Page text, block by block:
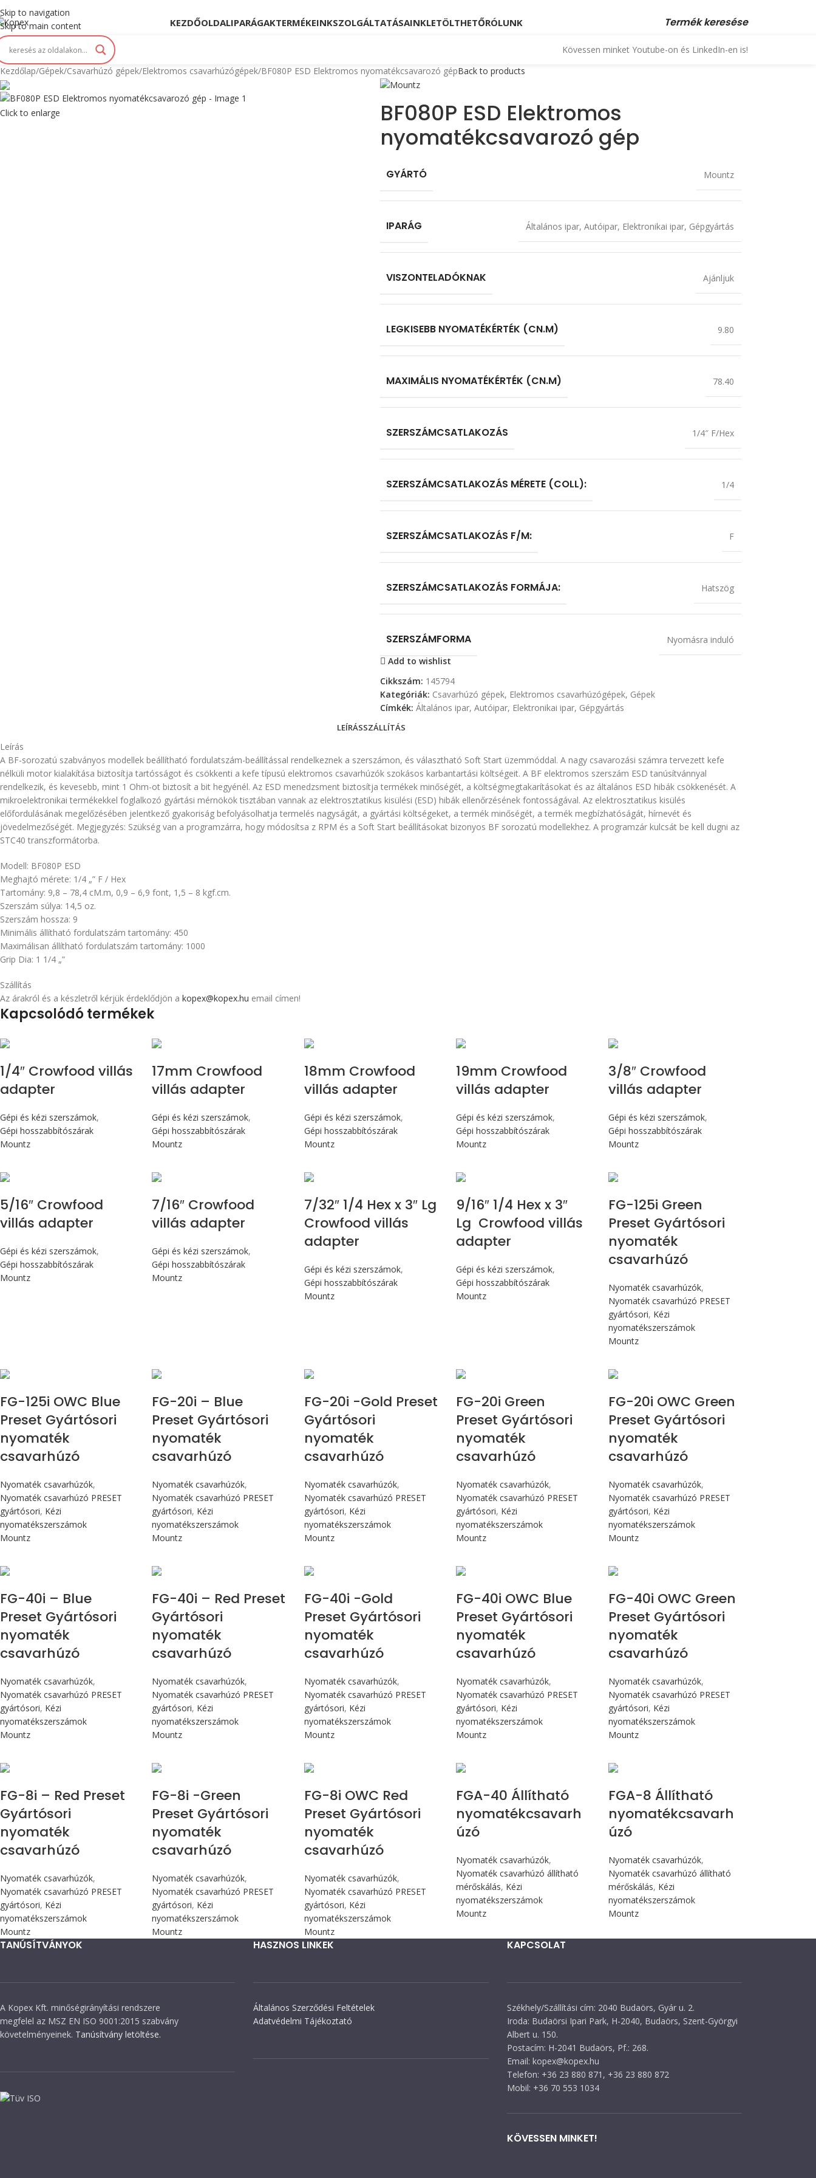
Skip to navigation
Skip to main content
KEZDŐOLDALIPARÁGAKTERMÉKEINKSZOLGÁLTATÁSAINKLETÖLTHETŐRÓLUNK Termék keresése
Kövessen minket Youtube-on és LinkedIn-en is!
Kezdőlap Gépek Csavarhúzó gépek Elektromos csavarhúzógépek BF080P ESD Elektromos nyomatékcsavarozó gépBack to products
Click to enlarge
BF080P ESD Elektromos
nyomatékcsavarozó gép
GYÁRTÓ Mountz
IPARÁG Általános ipar, Autóipar, Elektronikai ipar, Gépgyártás
VISZONTELADÓKNAK Ajánljuk
LEGKISEBB NYOMATÉKÉRTÉK (CN.M) 9.80
MAXIMÁLIS NYOMATÉKÉRTÉK (CN.M) 78.40
SZERSZÁMCSATLAKOZÁS 1/4″ F/Hex
SZERSZÁMCSATLAKOZÁS MÉRETE (COLL): 1/4
SZERSZÁMCSATLAKOZÁS F/M: F
SZERSZÁMCSATLAKOZÁS FORMÁJA: Hatszög
SZERSZÁMFORMA
Nyomásra induló
Add to wishlist
Cikkszám: 145794
Kategóriák: Csavarhúzó gépek, Elektromos csavarhúzógépek, Gépek
Címkék: Általános ipar, Autóipar, Elektronikai ipar, Gépgyártás
LEÍRÁSSZÁLLÍTÁS
Leírás
A BF-sorozatú szabványos modellek beállítható fordulatszám-beállítással rendelkeznek a szerszámon, és választható Soft Start üzemmóddal. A nagy csavarozási számra tervezett kefe
nélküli motor kialakítása biztosítja tartósságot és csökkenti a kefe típusú elektromos csavarhúzók szokásos karbantartási költségeit. A BF elektromos szerszám ESD tanúsítvánnyal
rendelkezik, és kevesebb, mint 1 Ohm-ot biztosít a bit hegyénél. Az ESD menedzsment biztosítja termékek minőségét, a költségmegtakarításokat és az általános ESD hibák csökkenését. A
mikroelektronikai termékekkel foglalkozó gyártási mérnökök tisztában vannak az elektrosztatikus kisülési (ESD) hibák ellenőrzésének fontosságával. Az elektrosztatikus kisülés
előfordulásának megelőzésében jelentkező gyakoriság befolyásolhatja termelés nagyságát, a gyártási költségeket, a termék minőségét, a termék megbízhatóságát, hírnevét és
jövedelmezőségét. Megjegyzés: Szükség van a programzárra, hogy módosítsa z RPM és a Soft Start beállításokat bizonyos BF sorozatú modellekhez. A programzár kulcsát be kell dugni az
STC40 transzformátorba.
Modell: BF080P ESD
Meghajtó mérete: 1/4 „” F / Hex
Tartomány: 9,8 – 78,4 cM.m, 0,9 – 6,9 font, 1,5 – 8 kgf.cm.
Szerszám súlya: 14,5 oz.
Szerszám hossza: 9
Minimális állítható fordulatszám tartomány: 450
Maximálisan állítható fordulatszám tartomány: 1000
Grip Dia: 1 1/4 „”
Szállítás
Az árakról és a készletről kérjük érdeklődjön a kopex@kopex.hu email címen!
Kapcsolódó termékek
1/4″ Crowfood villás
adapter
Gépi és kézi szerszámok,
Gépi hosszabbítószárak
Mountz
17mm Crowfood
villás adapter
Gépi és kézi szerszámok,
Gépi hosszabbítószárak
Mountz
18mm Crowfood
villás adapter
Gépi és kézi szerszámok,
Gépi hosszabbítószárak
Mountz
19mm Crowfood
villás adapter
Gépi és kézi szerszámok,
Gépi hosszabbítószárak
Mountz
3/8″ Crowfood
villás adapter
Gépi és kézi szerszámok,
Gépi hosszabbítószárak
Mountz
5/16″ Crowfood
villás adapter
Gépi és kézi szerszámok,
Gépi hosszabbítószárak
Mountz
7/16″ Crowfood
villás adapter
Gépi és kézi szerszámok,
Gépi hosszabbítószárak
Mountz
7/32″ 1/4 Hex x 3″ Lg
Crowfood villás
adapter
Gépi és kézi szerszámok,
Gépi hosszabbítószárak
Mountz
9/16″ 1/4 Hex x 3″
Lg Crowfood villás
adapter
Gépi és kézi szerszámok,
Gépi hosszabbítószárak
Mountz
FG-125i Green
Preset Gyártósori
nyomaték
csavarhúzó
Nyomaték csavarhúzók,
Nyomaték csavarhúzó PRESET
gyártósori, Kézi
nyomatékszerszámok
Mountz
FG-125i OWC Blue
Preset Gyártósori
nyomaték
csavarhúzó
Nyomaték csavarhúzók,
Nyomaték csavarhúzó PRESET
gyártósori, Kézi
nyomatékszerszámok
Mountz
FG-20i – Blue
Preset Gyártósori
nyomaték
csavarhúzó
Nyomaték csavarhúzók,
Nyomaték csavarhúzó PRESET
gyártósori, Kézi
nyomatékszerszámok
Mountz
FG-20i -Gold Preset
Gyártósori
nyomaték
csavarhúzó
Nyomaték csavarhúzók,
Nyomaték csavarhúzó PRESET
gyártósori, Kézi
nyomatékszerszámok
Mountz
FG-20i Green
Preset Gyártósori
nyomaték
csavarhúzó
Nyomaték csavarhúzók,
Nyomaték csavarhúzó PRESET
gyártósori, Kézi
nyomatékszerszámok
Mountz
FG-20i OWC Green
Preset Gyártósori
nyomaték
csavarhúzó
Nyomaték csavarhúzók,
Nyomaték csavarhúzó PRESET
gyártósori, Kézi
nyomatékszerszámok
Mountz
FG-40i – Blue
Preset Gyártósori
nyomaték
csavarhúzó
Nyomaték csavarhúzók,
Nyomaték csavarhúzó PRESET
gyártósori, Kézi
nyomatékszerszámok
Mountz
FG-40i – Red Preset
Gyártósori
nyomaték
csavarhúzó
Nyomaték csavarhúzók,
Nyomaték csavarhúzó PRESET
gyártósori, Kézi
nyomatékszerszámok
Mountz
FG-40i -Gold
Preset Gyártósori
nyomaték
csavarhúzó
Nyomaték csavarhúzók,
Nyomaték csavarhúzó PRESET
gyártósori, Kézi
nyomatékszerszámok
Mountz
FG-40i OWC Blue
Preset Gyártósori
nyomaték
csavarhúzó
Nyomaték csavarhúzók,
Nyomaték csavarhúzó PRESET
gyártósori, Kézi
nyomatékszerszámok
Mountz
FG-40i OWC Green
Preset Gyártósori
nyomaték
csavarhúzó
Nyomaték csavarhúzók,
Nyomaték csavarhúzó PRESET
gyártósori, Kézi
nyomatékszerszámok
Mountz
FG-8i – Red Preset
Gyártósori
nyomaték
csavarhúzó
Nyomaték csavarhúzók,
Nyomaték csavarhúzó PRESET
gyártósori, Kézi
nyomatékszerszámok
Mountz
FG-8i -Green
Preset Gyártósori
nyomaték
csavarhúzó
Nyomaték csavarhúzók,
Nyomaték csavarhúzó PRESET
gyártósori, Kézi
nyomatékszerszámok
Mountz
FG-8i OWC Red
Preset Gyártósori
nyomaték
csavarhúzó
Nyomaték csavarhúzók,
Nyomaték csavarhúzó PRESET
gyártósori, Kézi
nyomatékszerszámok
Mountz
FGA-40 Állítható
nyomatékcsavarh
úzó
Nyomaték csavarhúzók,
Nyomaték csavarhúzó állítható
mérőskálás, Kézi
nyomatékszerszámok
Mountz
FGA-8 Állítható
nyomatékcsavarh
úzó
Nyomaték csavarhúzók,
Nyomaték csavarhúzó állítható
mérőskálás, Kézi
nyomatékszerszámok
Mountz
TANÚSÍTVÁNYOK
A Kopex Kft. minőségirányítási rendszere
megfelel az MSZ EN ISO 9001:2015 szabvány
követelményeinek. Tanúsítvány letöltése.
HASZNOS LINKEK
Általános Szerződési Feltételek
Adatvédelmi Tájékoztató
KAPCSOLAT
Székhely/Szállítási cím: 2040 Budaörs, Gyár u. 2.
Iroda: Budaörsi Ipari Park, H-2040, Budaörs, Szent-Györgyi
Albert u. 150.
Postacím: H-2041 Budaörs, Pf.: 268.
Email: kopex@kopex.hu
Telefon: +36 23 880 871, +36 23 880 872
Mobil: +36 70 553 1034
KÖVESSEN MINKET!